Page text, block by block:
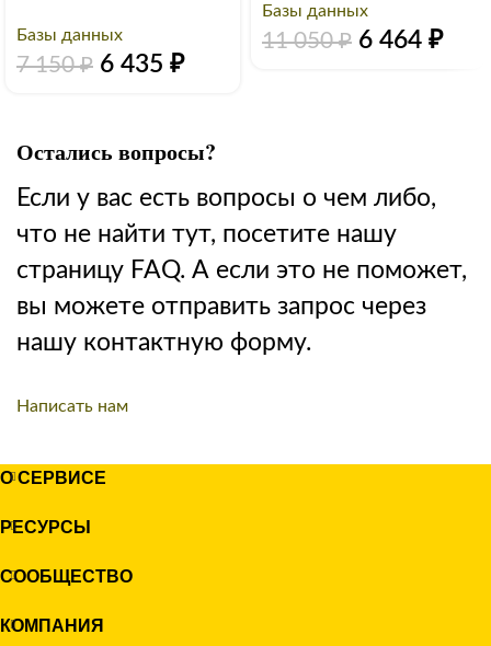
Базы данных
7 150₽ 6 435 ₽
Базы данных
11 050₽ 6 464 ₽
Остались вопросы?
Если у вас есть вопросы о чем либо,
что не найти тут, посетите нашу
страницу FAQ. А если это не поможет,
вы можете отправить запрос через
нашу контактную форму.
Написать нам
О СЕРВИСЕ
РЕСУРСЫ
СООБЩЕСТВО
КОМПАНИЯ